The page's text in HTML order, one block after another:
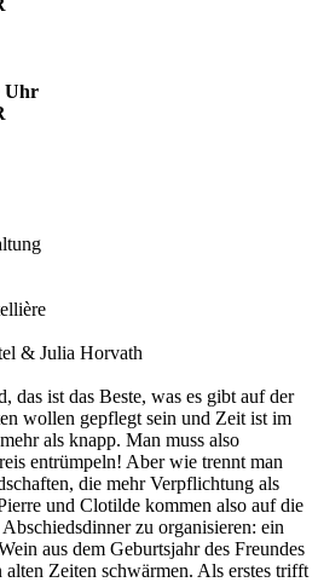
Uhr
& Julia Horvath
das ist das Beste, was es gibt auf der
wollen gepflegt sein und Zeit ist im
als knapp. Man muss also
entrümpeln! Aber wie trennt man
die mehr Verpflichtung als
und Clotilde kommen also auf die
zu organisieren: ein
aus dem Geburtsjahr des Freundes
Zeiten schwärmen. Als erstes trifft